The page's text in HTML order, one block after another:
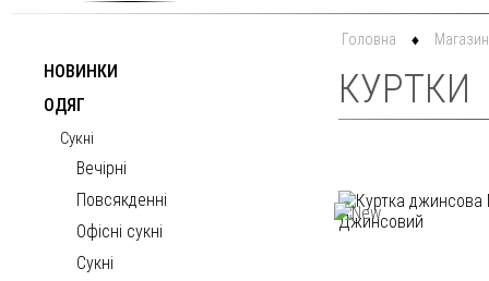
НОВИНКИ
ОДЯГ
Сукні
Вечірні
Повсякденні
Офісні сукні
Сукні
Головна Магазин
КУРТКИ